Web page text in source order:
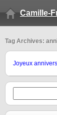
Camille-
Tag Archives:
Joyeux